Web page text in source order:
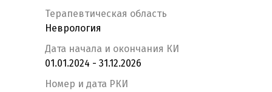
Терапевтическая область
Неврология
Дата начала и окончания КИ
01.01.2024 - 31.12.2026
Номер и дата РКИ